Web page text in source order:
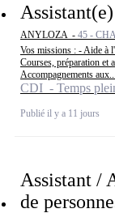
ANYLOZA - 45 -
Vos missions : - Aide à
Courses, préparation et
Accompagnements aux...
CDI - Temps
Publié il y a 11 jours
Assistant /
de